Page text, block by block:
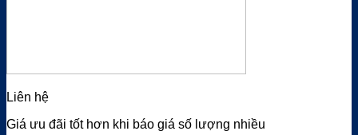
Liên hệ
Giá ưu đãi tốt hơn khi báo giá số lượng nhiều